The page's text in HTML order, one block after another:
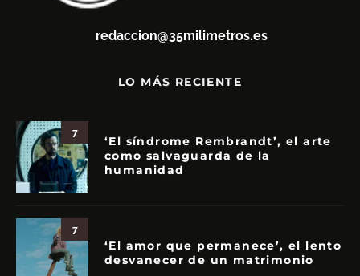
redaccion@35milimetros.es
LO MÁS RECIENTE
7
‘El síndrome Rembrandt’, el arte
como salvaguarda de la
humanidad
7
‘El amor que permanece’, el lento
desvanecer de un matrimonio